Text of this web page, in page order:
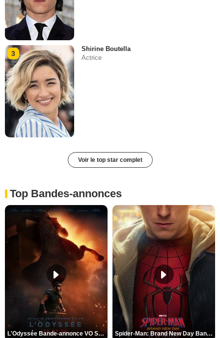
3
Shirine Boutella
Actrice
Voir le top star complet
Top Bandes-annonces
L'Odyssée Bande-annonce VO STFR Spider-Man: Brand New Day Bande-annonce VO STFR